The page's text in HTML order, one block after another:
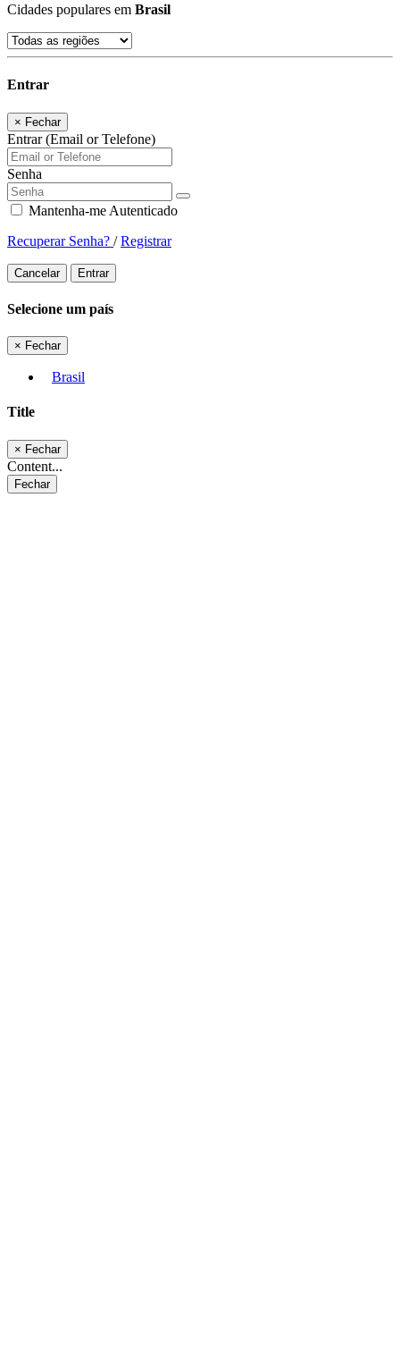
Cidades populares em Brasil
Entrar
× Fechar
Entrar (Email or Telefone)
Senha
Mantenha-me Autenticado
Recuperar Senha? /Registrar
Cancelar Entrar
Selecione um país
× Fechar
Brasil
Title
× Fechar
Content...
Fechar